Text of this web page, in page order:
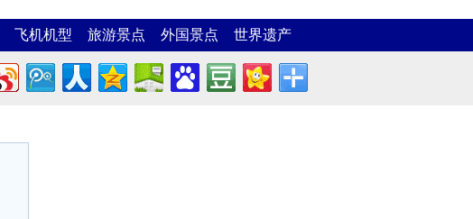
飞机机型 旅游景点 外国景点 世界遗产